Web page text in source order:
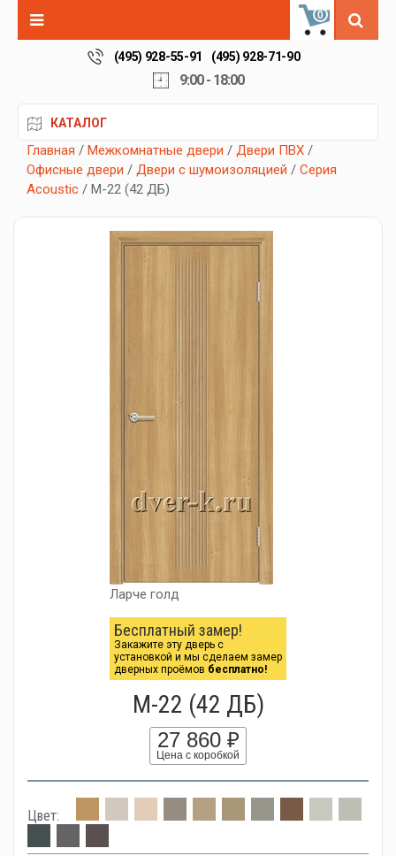
0
(495) 928-55-91 (495) 928-71-90
9:00 - 18:00
КАТАЛОГ
Главная / Межкомнатные двери / Двери ПВХ /
Офисные двери / Двери с шумоизоляцией / Серия
Acoustic / М-22 (42 ДБ)
Ларче голд
Бесплатный замер!
Закажите эту дверь с
установкой и мы сделаем замер
дверных проёмов бесплатно!
М-22 (42 ДБ)
27 860 ₽
Цена с коробкой
Цвет: